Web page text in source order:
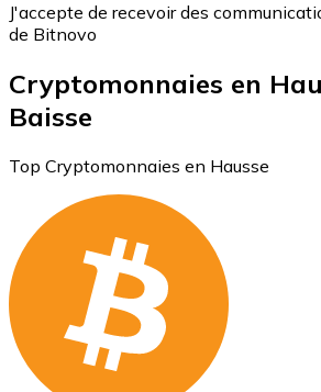
J'accepte de recevoir des
de Bitnovo
Cryptomonnaies en
Baisse
Top Cryptomonnaies en Hausse